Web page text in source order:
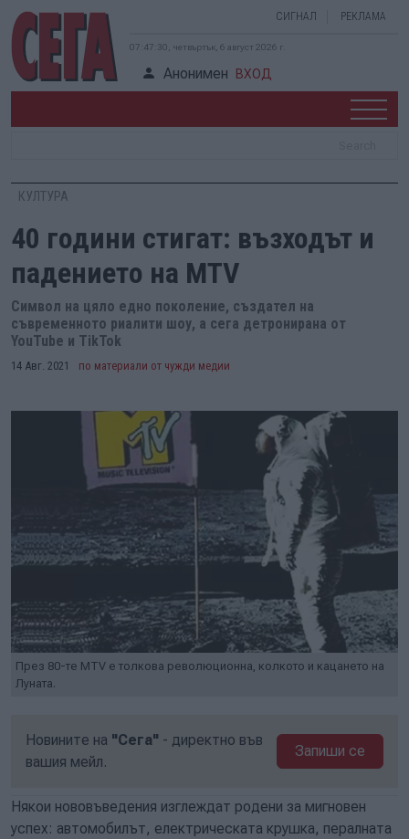
СИГНАЛ РЕКЛАМА
07:47:31, четвъртък, 6 август 2026 г.
Анонимен ВХОД
КУЛТУРА
40 години стигат: възходът и
падението на MTV
Символ на цяло едно поколение, създател на
съвременното риалити шоу, а сега детронирана от
YouTube и TikTok
14 Авг. 2021 по материали от чужди медии
През 80-те MTV е толкова революционна, колкото и кацането на
Луната.
Новините на "Сега" - директно във
вашия мейл.
Запиши се
Някои нововъведения изглеждат родени за мигновен
успех: автомобилът, електрическата крушка, пералната